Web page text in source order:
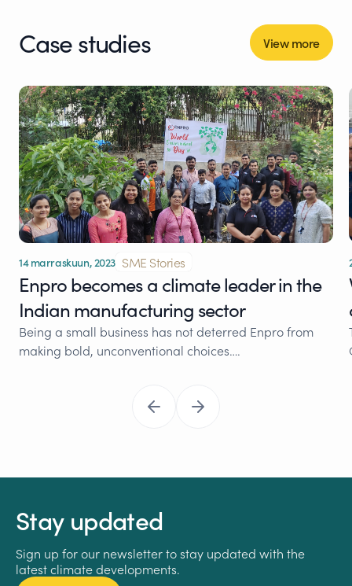
Case studies View more
14 marraskuun, 2023 SME Stories
Enpro becomes a climate leader in the
Indian manufacturing sector
Being a small business has not deterred Enpro from
making bold, unconventional choices….
Stay updated
Sign up for our newsletter to stay updated with the
latest climate developments.